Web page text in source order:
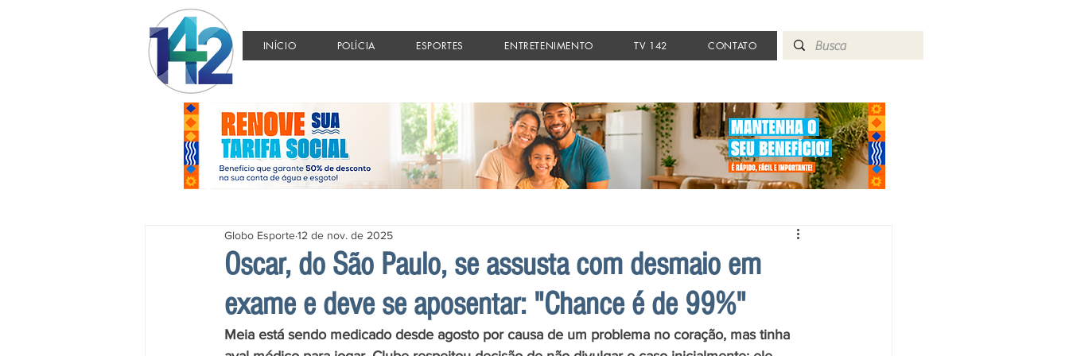
INÍCIO POLÍCIA ESPORTES ENTRETENIMENTO TV 142 CONTATO
Oscar, do São Paulo, se assusta com desmaio em
exame e deve se aposentar: "Chance é de 99%"
Globo Esporte12 de nov. de 2025
Meia está sendo medicado desde agosto por causa de um problema no coração, mas tinha